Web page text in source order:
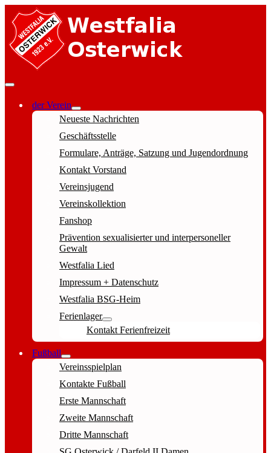
der Verein
Neueste Nachrichten
Geschäftsstelle
Formulare, Anträge, Satzung und Jugendordnung
Kontakt Vorstand
Vereinsjugend
Vereinskollektion
Fanshop
Prävention sexualisierter und interpersoneller
Gewalt
Westfalia Lied
Impressum + Datenschutz
Westfalia BSG-Heim
Ferienlager
Kontakt Ferienfreizeit
Fußball
Vereinsspielplan
Kontakte Fußball
Erste Mannschaft
Zweite Mannschaft
Dritte Mannschaft